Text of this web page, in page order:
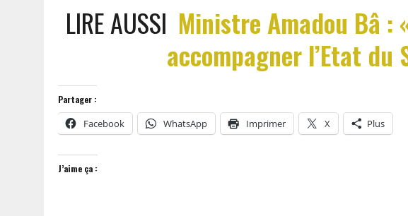
LIRE AUSSI Ministre Amadou Bâ :
accompagner l’Etat du
Partager :
Facebook WhatsApp Imprimer X Plus
J’aime ça :